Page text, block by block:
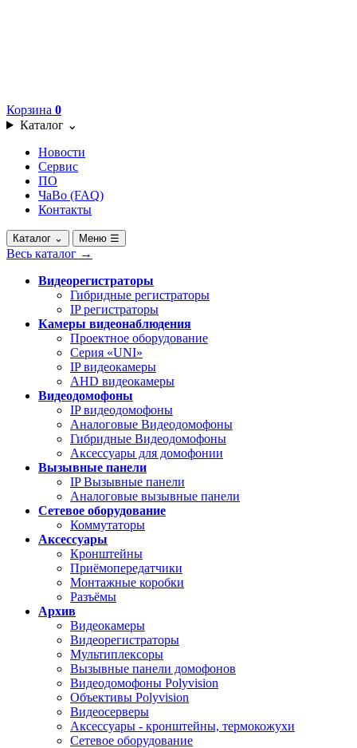
Корзина 0
Каталог ⌄
Новости
Сервис
ПО
ЧаВо (FAQ)
Контакты
Каталог ⌄ Меню ☰
Весь каталог →
Видеорегистраторы
Гибридные регистраторы
IP регистраторы
Камеры видеонаблюдения
Проектное оборудование
Серия «UNI»
IP видеокамеры
AHD видеокамеры
Видеодомофоны
IP видеодомофоны
Аналоговые Видеодомофоны
Гибридные Видеодомофоны
Аксессуары для домофонии
Вызывные панели
IP Вызывные панели
Аналоговые вызывные панели
Сетевое оборудование
Коммутаторы
Аксессуары
Кронштейны
Приёмопередатчики
Монтажные коробки
Разъёмы
Архив
Видеокамеры
Видеорегистраторы
Мультиплексоры
Вызывные панели домофонов
Видеодомофоны Polyvision
Объективы Polyvision
Видеосерверы
Аксессуары - кронштейны, термокожухи
Сетевое оборудование